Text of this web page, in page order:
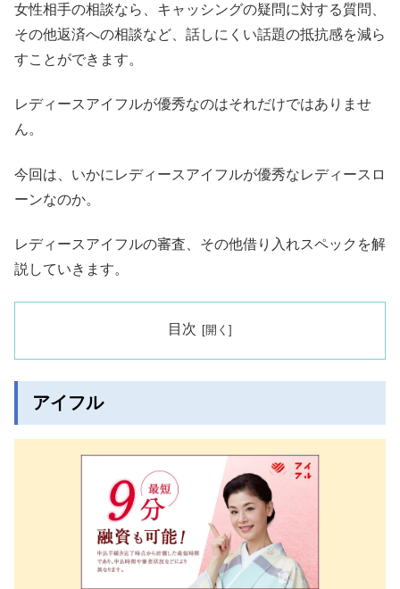
女性相手の相談なら、キャッシングの疑問に対する質問、
その他返済への相談など、話しにくい話題の抵抗感を減ら
すことができます。
レディースアイフルが優秀なのはそれだけではありませ
ん。
今回は、いかにレディースアイフルが優秀なレディースロ
ーンなのか。
レディースアイフルの審査、その他借り入れスペックを解
説していきます。
目次
アイフル